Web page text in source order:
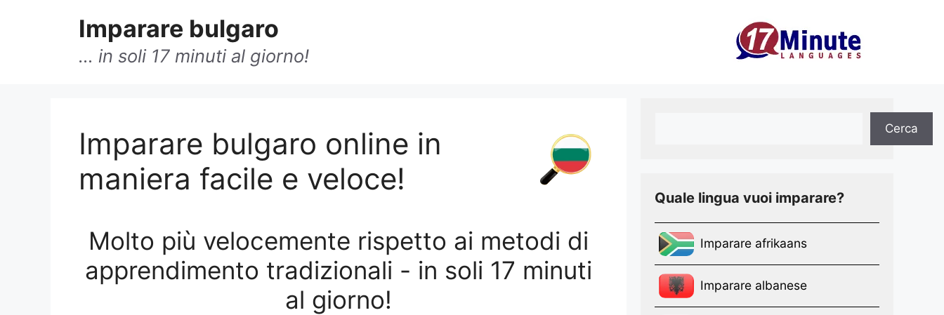
Imparare bulgaro
… in soli 17 minuti al giorno!
Imparare bulgaro online in
maniera facile e veloce!
Molto più velocemente rispetto ai metodi di
apprendimento tradizionali - in soli 17 minuti
al giorno!
Alt!
Impara adesso bulgaro uno sconto fino al 53 %!
No grazie, non ho interesse ad apprendere una nuova lingua.
Cerca
Quale lingua vuoi imparare?
Imparare afrikaans
Imparare albanese